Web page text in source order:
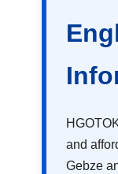
and
Gebze